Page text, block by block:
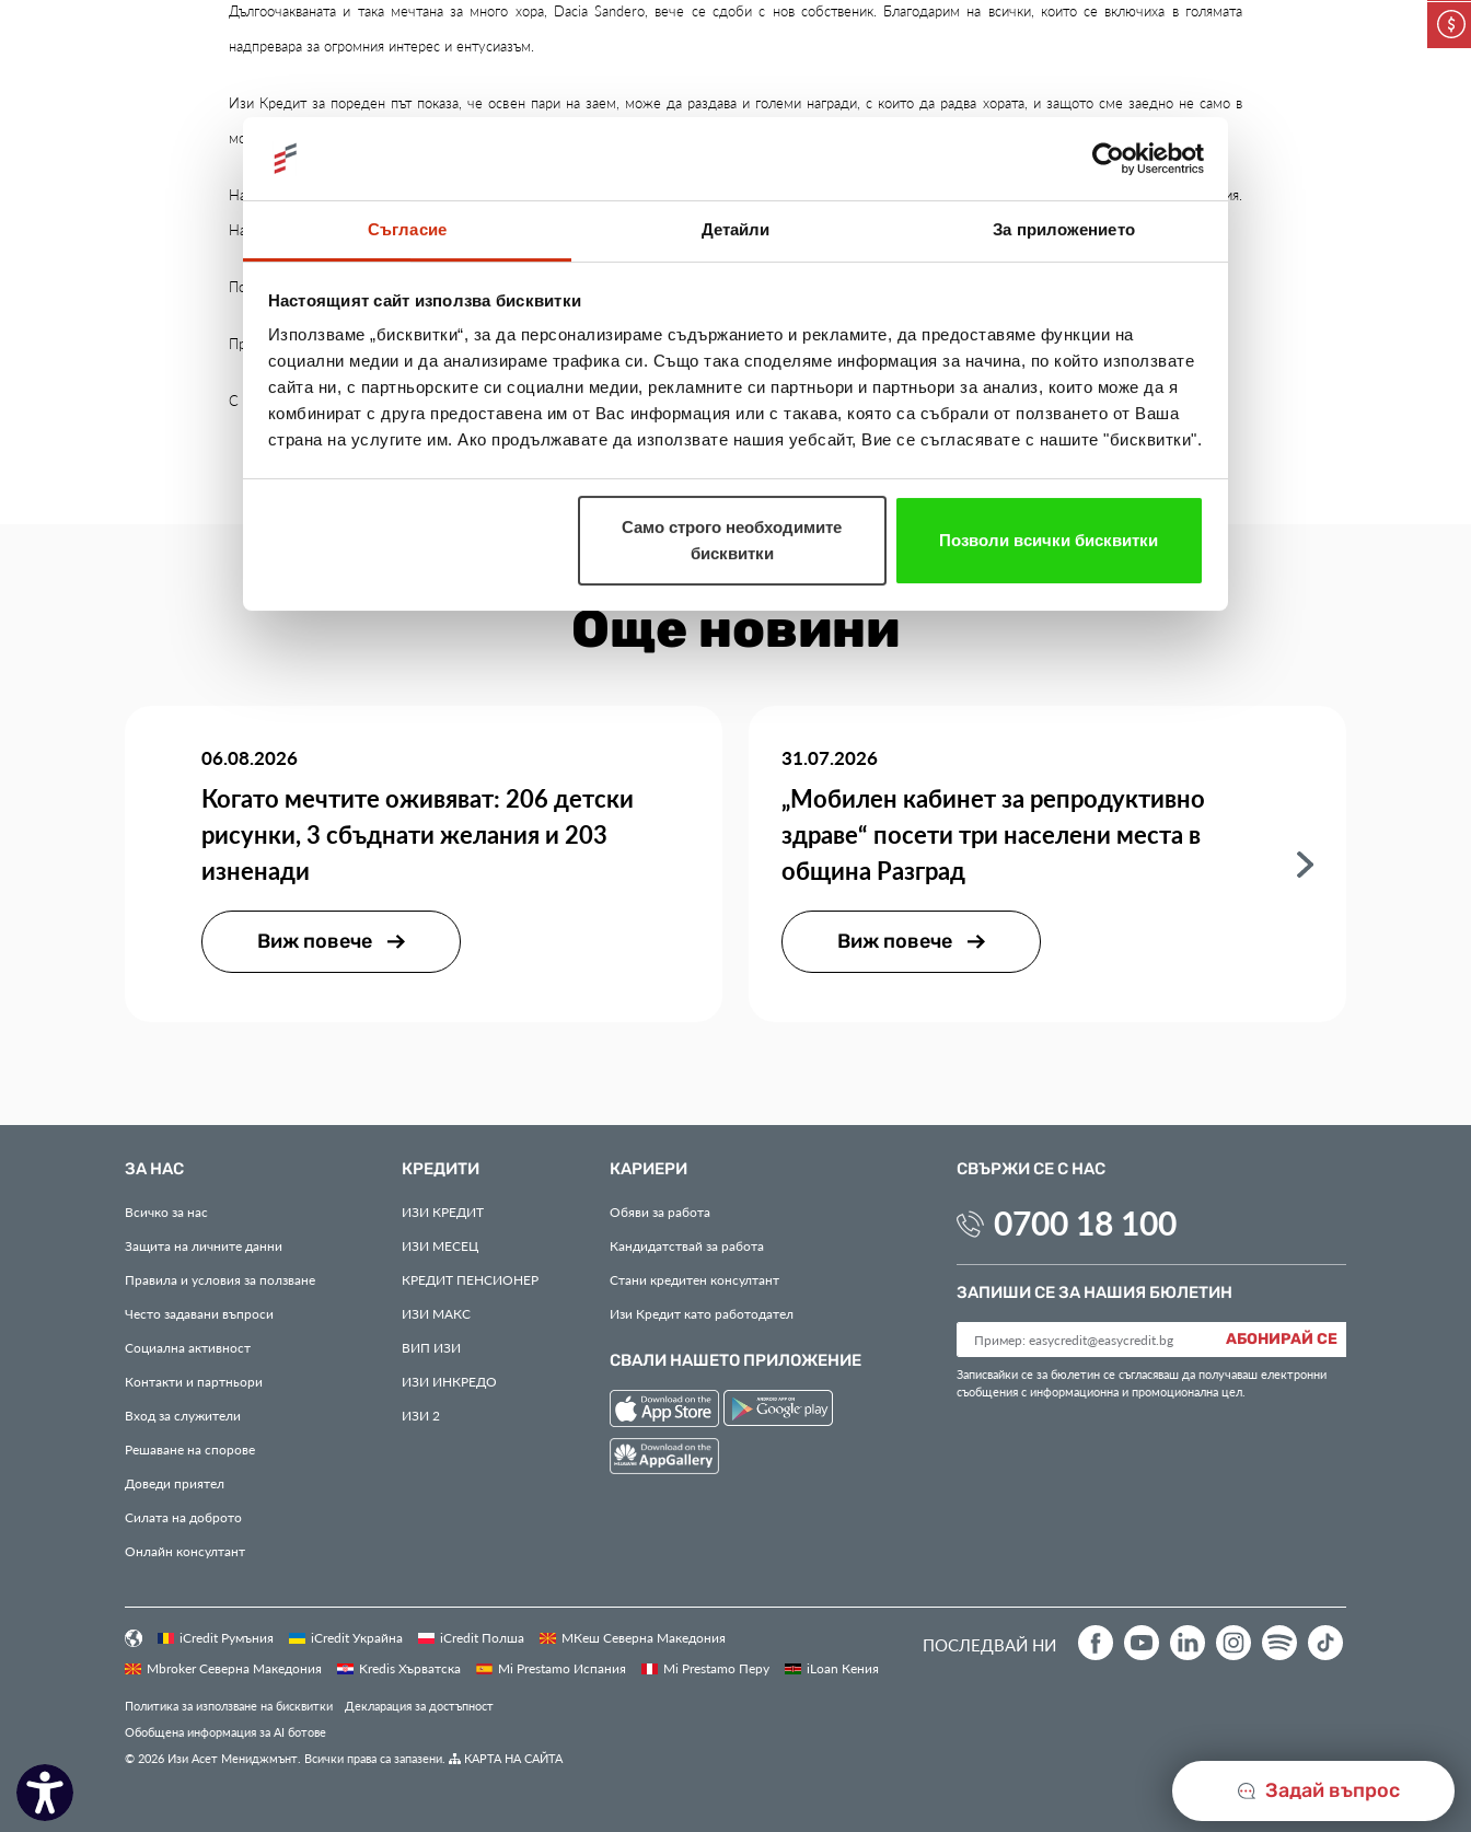
Съгласие Детайли За приложението
Настоящият сайт използва бисквитки
Използваме „бисквитки“, за да персонализираме съдържанието и рекламите, да предоставяме функции на
социални медии и да анализираме трафика си. Също така споделяме информация за начина, по който използвате
сайта ни, с партньорските си социални медии, рекламните си партньори и партньори за анализ, които може да я
комбинират с друга предоставена им от Вас информация или с такава, която са събрали от ползването от Ваша
страна на услугите им. Ако продължавате да използвате нашия уебсайт, Вие се съгласявате с нашите "бисквитки".
Само строго необходимите
бисквитки
Позволи всички бисквитки
Дългоочакваната и така мечтана за много хора, Dacia Sandero, вече се сдоби с нов собственик. Благодарим на всички, които се включиха в голямата
надпревара за огромния интерес и ентусиазъм.
Изи Кредит за пореден път показа, че освен пари на заем, може да раздава и големи награди, с които да радва хората, и защото сме заедно не само в
моментите, когато имаме нужда от подкрепа, но и в моментите на радост и приятни изненади.
На 25 януари, на тържествена церемония, Изи Кредит подари автомобил на Христо Найденов, който е големият печеливш от Коледната кампания.
Наградата беше връчена лично от Изпълнителния директор Галин Тодоров и Търговския директор Мирослав Ангелов.
Пожелаваме на гордия собственик много здраве, безаварийни и вълнуващи приключения с новата придобивка.
Предстоят ни още интересни кампании и атрактивни награди. Така че очаквайте скоро и не пропускайте да се включите в тях.
С няма невъзможни неща и мечтите могат да станат реалност.
Още новини
06.08.2026
Когато мечтите оживяват: 206 детски
рисунки, 3 сбъднати желания и 203
изненади
Виж повече
31.07.2026
„Мобилен кабинет за репродуктивно
здраве“ посети три населени места в
община Разград
Виж повече
Задай въпрос
ЗА НАС
Всичко за нас
Защита на личните данни
Правила и условия за ползване
Често задавани въпроси
Социална активност
Контакти и партньори
Вход за служители
Решаване на спорове
Доведи приятел
Силата на доброто
Онлайн консултант
КРЕДИТИ
ИЗИ КРЕДИТ
ИЗИ МЕСЕЦ
КРЕДИТ ПЕНСИОНЕР
ИЗИ МАКС
ВИП ИЗИ
ИЗИ ИНКРЕДО
ИЗИ 2
КАРИЕРИ
Обяви за работа
Кандидатствай за работа
Стани кредитен консултант
Изи Кредит като работодател
СВАЛИ НАШЕТО ПРИЛОЖЕНИЕ
СВЪРЖИ СЕ С НАС
0700 18 100
ЗАПИШИ СЕ ЗА НАШИЯ БЮЛЕТИН
АБОНИРАЙ СЕ
Записвайки се за бюлетин се съгласяваш да получаваш електронни
съобщения с информационна и промоционална цел.
iCredit Румъния iCredit Украйна iCredit Полша
МКеш Северна Македония
Mbroker Северна Македония
Kredis Хърватска Mi Prestamo Испания Mi Prestamo Перу iLoan Кения
Политика за използване на бисквитки
Декларация за достъпност
Обобщена информация за AI ботове
© 2026 Изи Асет Мениджмънт. Всички права са запазени.
КАРТА НА САЙТА
ПОСЛЕДВАЙ НИ